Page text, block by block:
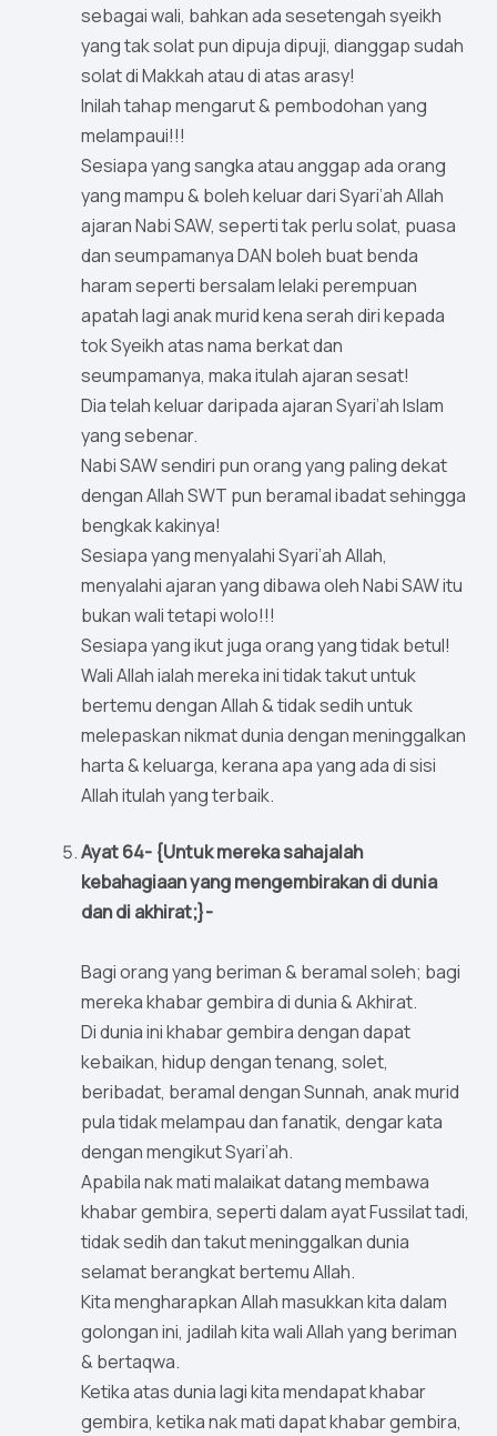
sebagai wali, bahkan ada sesetengah syeikh
yang tak solat pun dipuja dipuji, dianggap sudah
solat di Makkah atau di atas arasy!
Inilah tahap mengarut & pembodohan yang
melampaui!!!
Sesiapa yang sangka atau anggap ada orang
yang mampu & boleh keluar dari Syari’ah Allah
ajaran Nabi SAW, seperti tak perlu solat, puasa
dan seumpamanya DAN boleh buat benda
haram seperti bersalam lelaki perempuan
apatah lagi anak murid kena serah diri kepada
tok Syeikh atas nama berkat dan
seumpamanya, maka itulah ajaran sesat!
Dia telah keluar daripada ajaran Syari’ah Islam
yang sebenar.
Nabi SAW sendiri pun orang yang paling dekat
dengan Allah SWT pun beramal ibadat sehingga
bengkak kakinya!
Sesiapa yang menyalahi Syari’ah Allah,
menyalahi ajaran yang dibawa oleh Nabi SAW itu
bukan wali tetapi wolo!!!
Sesiapa yang ikut juga orang yang tidak betul!
Wali Allah ialah mereka ini tidak takut untuk
bertemu dengan Allah & tidak sedih untuk
melepaskan nikmat dunia dengan meninggalkan
harta & keluarga, kerana apa yang ada di sisi
Allah itulah yang terbaik.
Ayat 64- {Untuk mereka sahajalah
kebahagiaan yang mengembirakan di dunia
dan di akhirat;}-
Bagi orang yang beriman & beramal soleh; bagi
mereka khabar gembira di dunia & Akhirat.
Di dunia ini khabar gembira dengan dapat
kebaikan, hidup dengan tenang, solet,
beribadat, beramal dengan Sunnah, anak murid
pula tidak melampau dan fanatik, dengar kata
dengan mengikut Syari’ah.
Apabila nak mati malaikat datang membawa
khabar gembira, seperti dalam ayat Fussilat tadi,
tidak sedih dan takut meninggalkan dunia
selamat berangkat bertemu Allah.
Kita mengharapkan Allah masukkan kita dalam
golongan ini, jadilah kita wali Allah yang beriman
& bertaqwa.
Ketika atas dunia lagi kita mendapat khabar
gembira, ketika nak mati dapat khabar gembira,